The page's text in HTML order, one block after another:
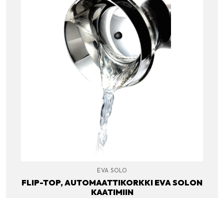
EVA SOLO
FLIP-TOP, AUTOMAATTIKORKKI EVA SOLON
KAATIMIIN